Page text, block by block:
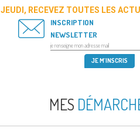
RECEVEZ TOUTES LES
INSCRIPTION
NEWSLETTER
MES